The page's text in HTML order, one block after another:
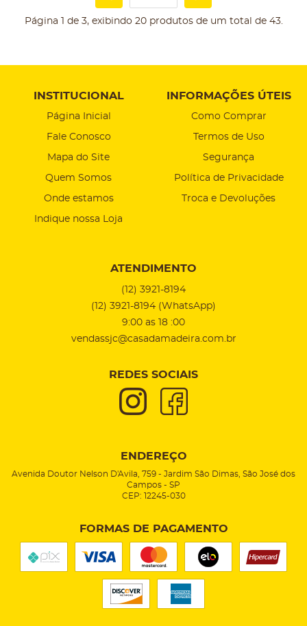
Página 1 de 3, exibindo 20 produtos de um total de 43.
INSTITUCIONAL
Página Inicial
Fale Conosco
Mapa do Site
Quem Somos
Onde estamos
Indique nossa Loja
INFORMAÇÕES ÚTEIS
Como Comprar
Termos de Uso
Segurança
Política de Privacidade
Troca e Devoluções
ATENDIMENTO
(12) 3921-8194
(12) 3921-8194 (WhatsApp)
9:00 as 18 :00
vendassjc@casadamadeira.com.br
REDES SOCIAIS
ENDEREÇO
Avenida Doutor Nelson D'Avila, 759 - Jardim São Dimas, São José dos
Campos - SP
CEP: 12245-030
FORMAS DE PAGAMENTO